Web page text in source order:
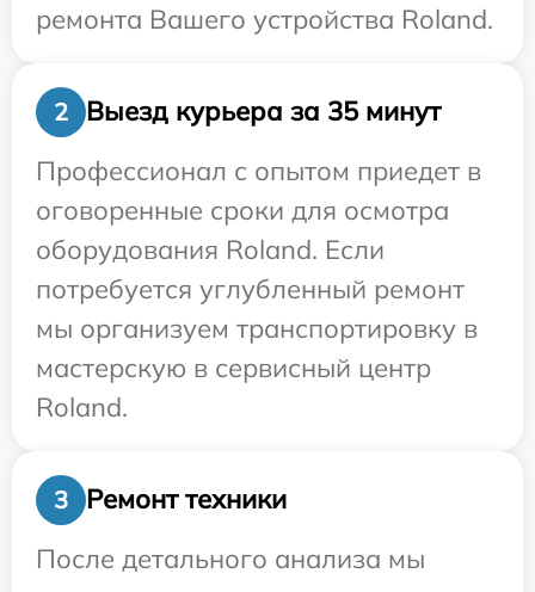
ремонта Вашего устройства Roland.
2
Выезд курьера за 35 минут
Профессионал с опытом приедет в
оговоренные сроки для осмотра
оборудования Roland. Если
потребуется углубленный ремонт
мы организуем транспортировку в
мастерскую в сервисный центр
Roland.
3
Ремонт техники
После детального анализа мы